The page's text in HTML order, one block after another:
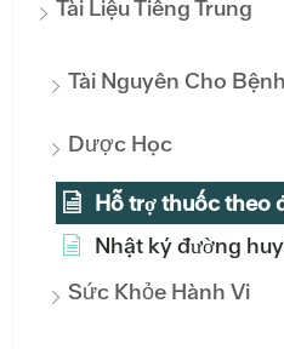
Tài Liệu Tiếng Trung
Tài Nguyên Cho
Dược Học
Hỗ trợ thuốc theo
Nhật ký đường
Sức Khỏe Hành Vi